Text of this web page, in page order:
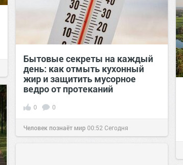
Бытовые секреты на каждый
день: как отмыть кухонный
жир и защитить мусорное
ведро от протеканий
0 0
Человек познаёт мир00:52 Сегодня